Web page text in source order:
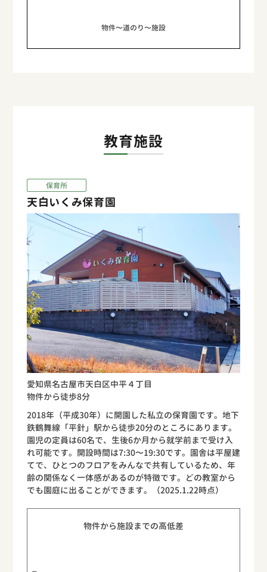
物件〜道のり〜施設
教育施設
保育所
天白いくみ保育園
愛知県名古屋市天白区中平４丁目
物件から徒歩8分
2018年（平成30年）に開園した私立の保育園です。地下
鉄鶴舞線「平針」駅から徒歩20分のところにあります。
園児の定員は60名で、生後6か月から就学前まで受け入
れ可能です。開設時間は7:30〜19:30です。園舎は平屋建
てで、ひとつのフロアをみんなで共有しているため、年
齢の関係なく一体感があるのが特徴です。どの教室から
でも園庭に出ることができます。（2025.1.22時点）
物件から施設までの高低差